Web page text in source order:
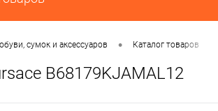
сумок и аксессуаров • Каталог товаров
B68179KJAMAL12